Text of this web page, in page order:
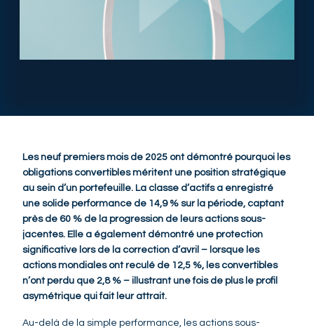
Les neuf premiers mois de 2025 ont démontré pourquoi les
obligations convertibles méritent une position stratégique
au sein d’un portefeuille. La classe d’actifs a enregistré
une solide performance de 14,9 % sur la période, captant
près de 60 % de la progression de leurs actions sous-
jacentes. Elle a également démontré une protection
significative lors de la correction d’avril – lorsque les
actions mondiales ont reculé de 12,5 %, les convertibles
n’ont perdu que 2,8 % – illustrant une fois de plus le profil
asymétrique qui fait leur attrait.
Au-delà de la simple performance, les actions sous-